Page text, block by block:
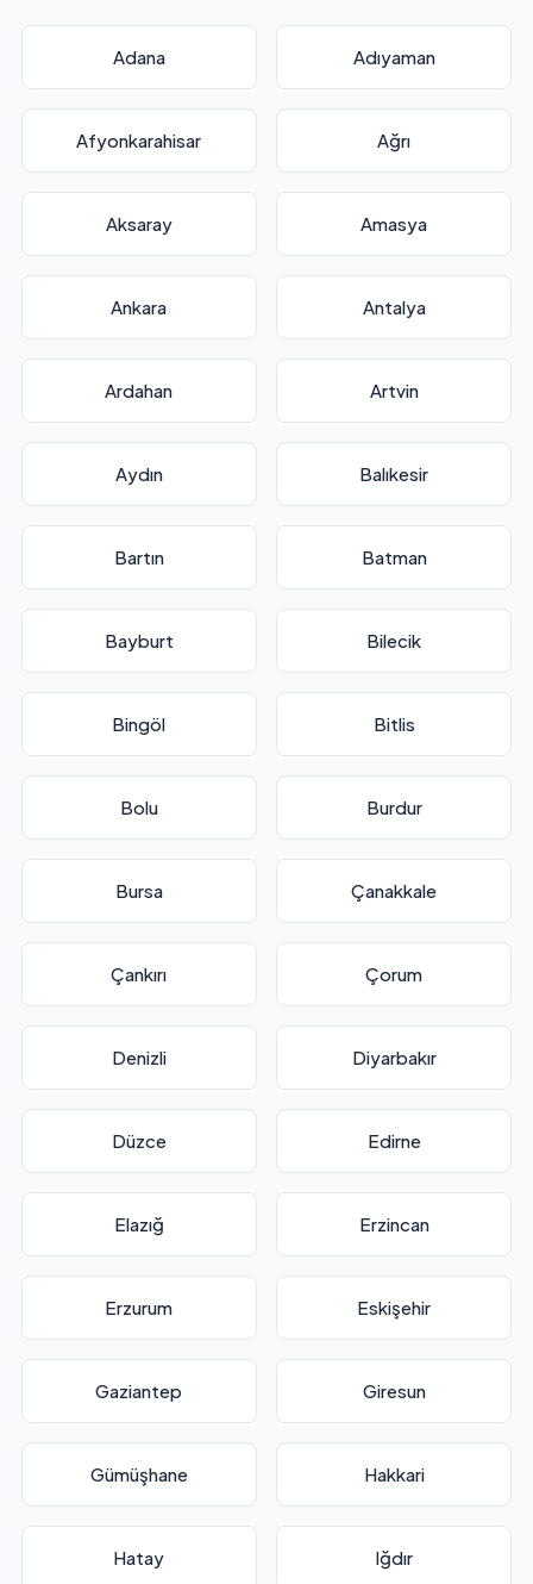
Adana Adıyaman
Afyonkarahisar Ağrı
Aksaray Amasya
Ankara Antalya
Ardahan Artvin
Aydın Balıkesir
Bartın Batman
Bayburt Bilecik
Bingöl Bitlis
Bolu Burdur
Bursa Çanakkale
Çankırı Çorum
Denizli Diyarbakır
Düzce Edirne
Elazığ Erzincan
Erzurum Eskişehir
Gaziantep Giresun
Gümüşhane Hakkari
Hatay Iğdır